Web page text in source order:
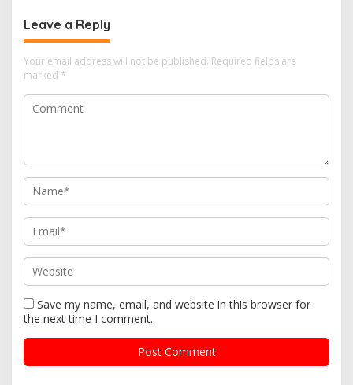
Leave a Reply
Your email address will not be published. Required fields are
marked *
Save my name, email, and website in this browser for
the next time I comment.